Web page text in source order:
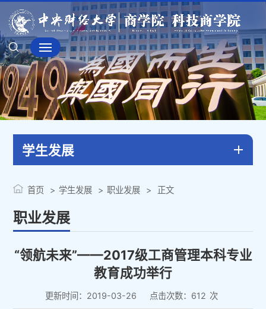
学生发展
职业发展
首页 学生发展 职业发展 正文
“领航未来”——2017级工商管理本科专业
教育成功举行
更新时间：2019-03-26 点击次数： 612 次